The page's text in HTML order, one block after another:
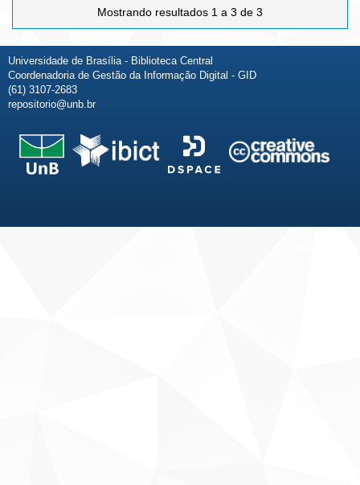
Mostrando resultados 1 a 3 de 3
Universidade de Brasília - Biblioteca Central
Coordenadoria de Gestão da Informação Digital - GID
(61) 3107-2683
repositorio@unb.br